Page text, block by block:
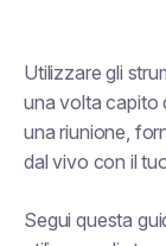
Utilizzare gli
una volta capito
una riunione,
dal vivo con il
Segui questa